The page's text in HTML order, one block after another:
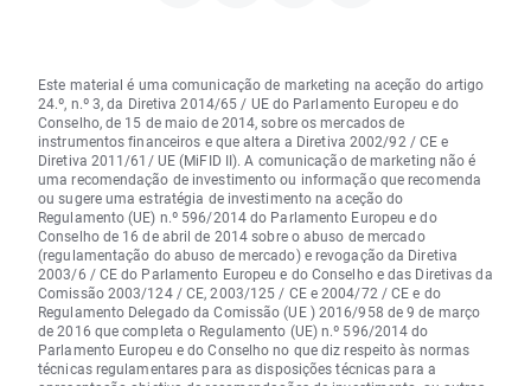
Este material é uma comunicação de marketing na aceção do artigo
24.º, n.º 3, da Diretiva 2014/65 / UE do Parlamento Europeu e do
Conselho, de 15 de maio de 2014, sobre os mercados de
instrumentos financeiros e que altera a Diretiva 2002/92 / CE e
Diretiva 2011/61/ UE (MiFID II). A comunicação de marketing não é
uma recomendação de investimento ou informação que recomenda
ou sugere uma estratégia de investimento na aceção do
Regulamento (UE) n.º 596/2014 do Parlamento Europeu e do
Conselho de 16 de abril de 2014 sobre o abuso de mercado
(regulamentação do abuso de mercado) e revogação da Diretiva
2003/6 / CE do Parlamento Europeu e do Conselho e das Diretivas da
Comissão 2003/124 / CE, 2003/125 / CE e 2004/72 / CE e do
Regulamento Delegado da Comissão (UE ) 2016/958 de 9 de março
de 2016 que completa o Regulamento (UE) n.º 596/2014 do
Parlamento Europeu e do Conselho no que diz respeito às normas
técnicas regulamentares para as disposições técnicas para a